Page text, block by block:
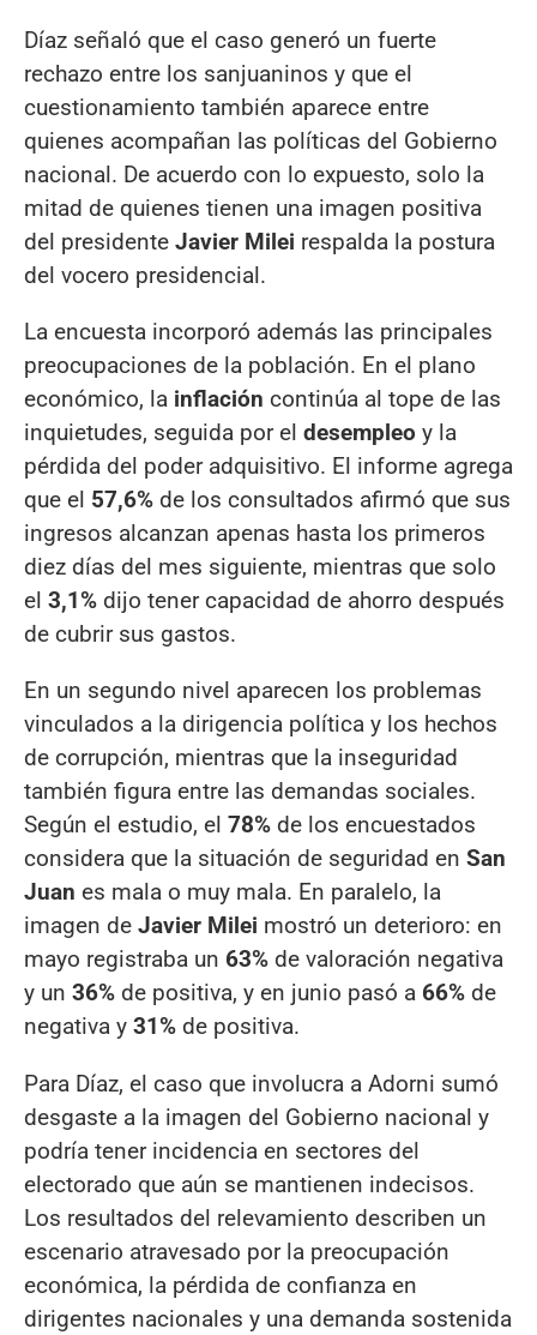
Díaz señaló que el caso generó un fuerte
rechazo entre los sanjuaninos y que el
cuestionamiento también aparece entre
quienes acompañan las políticas del Gobierno
nacional. De acuerdo con lo expuesto, solo la
mitad de quienes tienen una imagen positiva
del presidente Javier Milei respalda la postura
del vocero presidencial.
La encuesta incorporó además las principales
preocupaciones de la población. En el plano
económico, la inflación continúa al tope de las
inquietudes, seguida por el desempleo y la
pérdida del poder adquisitivo. El informe agrega
que el 57,6% de los consultados afirmó que sus
ingresos alcanzan apenas hasta los primeros
diez días del mes siguiente, mientras que solo
el 3,1% dijo tener capacidad de ahorro después
de cubrir sus gastos.
En un segundo nivel aparecen los problemas
vinculados a la dirigencia política y los hechos
de corrupción, mientras que la inseguridad
también figura entre las demandas sociales.
Según el estudio, el 78% de los encuestados
considera que la situación de seguridad en San
Juan es mala o muy mala. En paralelo, la
imagen de Javier Milei mostró un deterioro: en
mayo registraba un 63% de valoración negativa
y un 36% de positiva, y en junio pasó a 66% de
negativa y 31% de positiva.
Para Díaz, el caso que involucra a Adorni sumó
desgaste a la imagen del Gobierno nacional y
podría tener incidencia en sectores del
electorado que aún se mantienen indecisos.
Los resultados del relevamiento describen un
escenario atravesado por la preocupación
económica, la pérdida de confianza en
dirigentes nacionales y una demanda sostenida